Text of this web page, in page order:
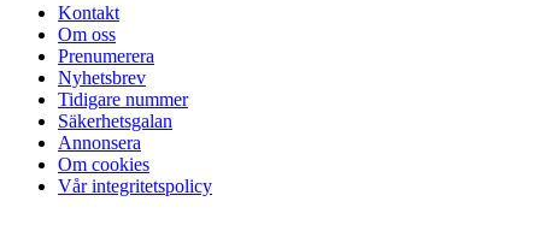
Kontakt
Om oss
Prenumerera
Nyhetsbrev
Tidigare nummer
Säkerhetsgalan
Annonsera
Om cookies
Vår integritetspolicy